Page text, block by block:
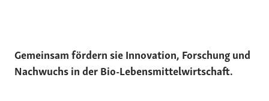
Gemeinsam fördern sie Innovation, Forschung und
Nachwuchs in der Bio-Lebensmittelwirtschaft.